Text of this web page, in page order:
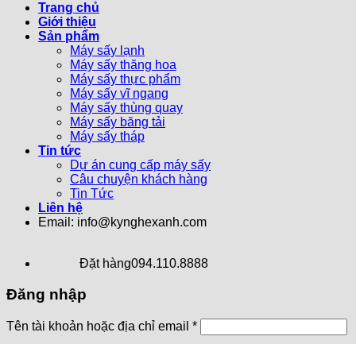
Trang chủ
Giới thiệu
Sản phẩm
Máy sấy lạnh
Máy sấy thăng hoa
Máy sấy thực phẩm
Máy sấy vĩ ngang
Máy sấy thùng quay
Máy sấy băng tải
Máy sấy tháp
Tin tức
Dự án cung cấp máy sấy
Câu chuyện khách hàng
Tin Tức
Liên hệ
Email: info@kynghexanh.com
Đặt hàng094.110.8888
Đăng nhập
Tên tài khoản hoặc địa chỉ email *